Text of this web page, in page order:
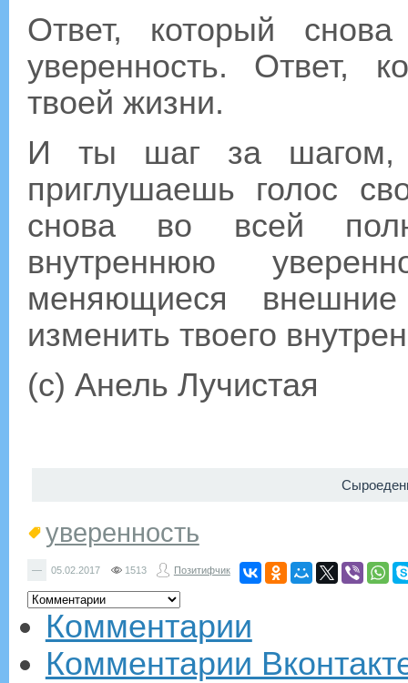
Ответ, который
уверенность. Ответ,
твоей жизни.
И ты шаг за шагом,
приглушаешь голос
снова во всей
внутреннюю
меняющиеся
изменить твоего
(c) Анель Лучистая
уверенность
— 05.02.2017 1513 Позитифчик
Комментарии
Комментарии